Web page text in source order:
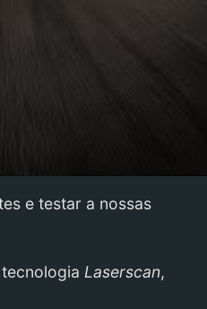
e testar a nossas
Laserscan,